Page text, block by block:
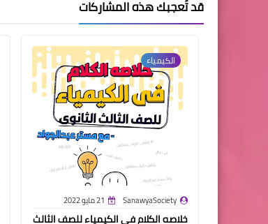
قد تُعجبك هذه المشاركات
الكيمياء
SanawyaSociety 21 مايو 2022
خلاصه الكلام في الكيمياء للصف الثالث